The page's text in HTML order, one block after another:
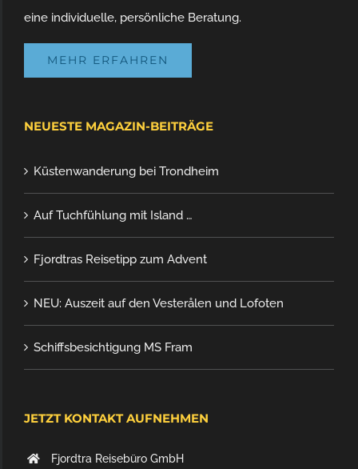
eine individuelle, persönliche Beratung.
MEHR ERFAHREN
NEUESTE MAGAZIN-BEITRÄGE
Küstenwanderung bei Trondheim
Auf Tuchfühlung mit Island …
Fjordtras Reisetipp zum Advent
NEU: Auszeit auf den Vesterålen und Lofoten
Schiffsbesichtigung MS Fram
JETZT KONTAKT AUFNEHMEN
Fjordtra Reisebüro GmbH